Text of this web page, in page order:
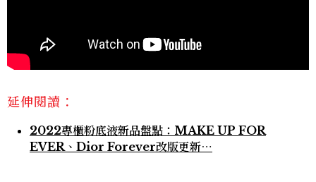
延伸閱讀：
2022專櫃粉底液新品盤點：MAKE UP FOR
EVER、Dior Forever改版更新⋯